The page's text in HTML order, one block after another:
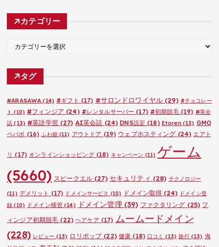
カ
カテゴリー
ゴ
タグ
#ARASAWA (14) #ギフト (17) #サロンドロワイヤル(29) #チョコレー
ト (10) #フィンジア (24) #レンタルサーバー (17) #初期脱毛(19) #英会
話 (13) #英語学習 (27) AI英会話 (24) DNS設定 (18) Etoren(13) GMO
ペパボ (16) ふわ姫(11) アウトドア (19) ウェブホスティング (24) エアト
リ (17) オンラインショッピング(18) キャンペーン (11) ゲーム
(5660) スピークエル(27) セキュリティ (28) テクノロジー
(11) デメリット (17) ドメインサービス (10) ドメイン取得 (24) ドメイン登
録 (10) ドメイン移管(14) ドメイン管理 (39) ファクタリング (25) フ
ィンジア初期脱毛 (22) ヘアケア (17) ムームードメイン
(228) レビュー (13) ロリポップ(22) 健康 (18) 口コミ (13) 旅行(13) 海